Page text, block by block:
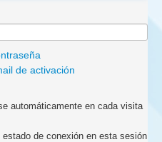
de activación
automáticamente en cada visita
de conexión en esta sesión